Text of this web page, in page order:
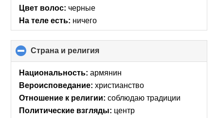
Цвет волос: черные
На теле есть: ничего
Страна и религия
to
collapse
Национальность: армянин
Вероисповедание: христианство
Отношение к религии: соблюдаю традиции
Политические взгляды: центр